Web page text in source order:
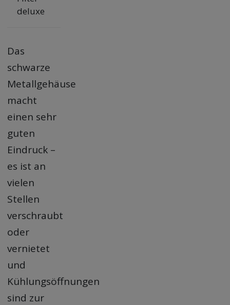
deluxe
Das
schwarze
Metallgehäuse
macht
einen sehr
guten
Eindruck –
es ist an
vielen
Stellen
verschraubt
oder
vernietet
und
Kühlungsöffnungen
sind zur